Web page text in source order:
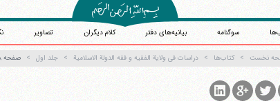
سوگنامه بیانیه‌های دفتر کلام دیگران تصاویر
نخست کتاب‌ها دراسات فی ولایة الفقیه و فقه الدولة الاسلامیة جلد اول صفحه ۵۴۸